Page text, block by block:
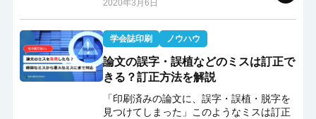
2020年3月6日
学会誌印刷 ノウハウ
論文の誤字・誤植などのミスは訂正で
きる？訂正方法を解説
「印刷済みの論文に、誤字・誤植・脱字を
見つけてしまった」このようなミスは訂正